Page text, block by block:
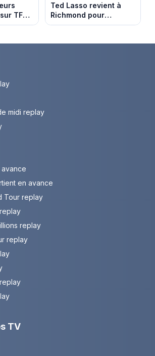
TFX :
de
Ted Lasso revient à
Richmond pour
entraîner une équipe
saison 4
midi replay
en avance
Tour replay
replay
replay
TV